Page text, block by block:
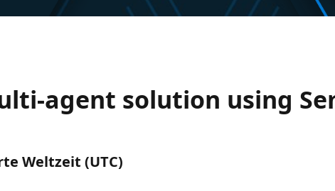
agent solution using
Weltzeit (UTC)